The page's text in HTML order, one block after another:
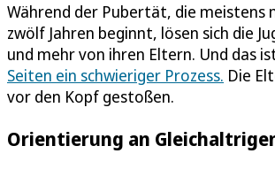
Während der Pubertät, die meistens
zwölf Jahren beginnt, lösen sich die
und mehr von ihren Eltern. Und das
Seiten ein schwieriger Prozess. Die
vor den Kopf gestoßen.
Orientierung an